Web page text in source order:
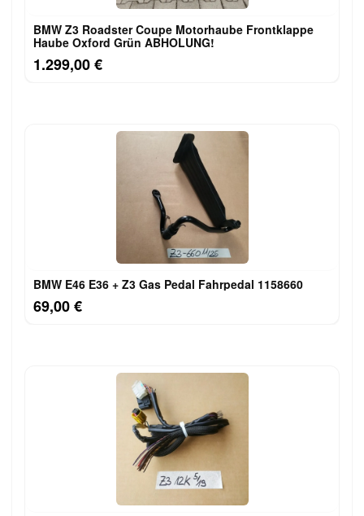
BMW Z3 Roadster Coupe Motorhaube Frontklappe
Haube Oxford Grün ABHOLUNG!
1.299,00 €
BMW E46 E36 + Z3 Gas Pedal Fahrpedal 1158660
69,00 €